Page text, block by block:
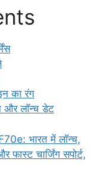
का रंग
लॉन्च डेट
भारत में लॉन्च,
फास्ट चार्जिंग सपोर्ट,